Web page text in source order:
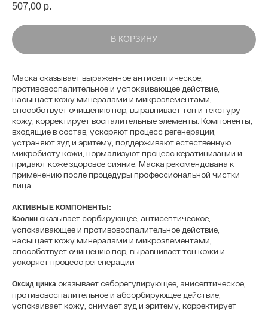
507,00 р.
В КОРЗИНУ
Маска оказывает выраженное антисептическое,
противовоспалительное и успокаивающее действие,
насыщает кожу минералами и микроэлементами,
способствует очищению пор, выравнивает тон и текстуру
кожу, корректирует воспалительные элементы. Компоненты,
входящие в состав, ускоряют процесс регенерации,
устраняют зуд и эритему, поддерживают естественную
микробиоту кожи, нормализуют процесс кератинизации и
придают коже здоровое сияние. Маска рекомендована к
применению после процедуры профессиональной чистки
лица
АКТИВНЫЕ КОМПОНЕНТЫ:
Каолин оказывает сорбирующее, антисептическое,
успокаивающее и противовоспалительное действие,
насыщает кожу минералами и микроэлементами,
способствует очищению пор, выравнивает тон кожи и
ускоряет процесс регенерации
Оксид цинка оказывает себорегулирующее, анисептическое,
противовоспалительное и абсорбирующее действие,
успокаивает кожу, снимает зуд и эритему, корректирует